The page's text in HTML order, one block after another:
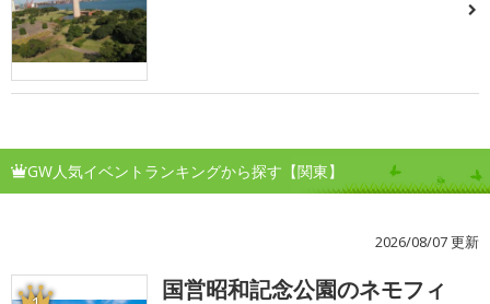
GW人気イベントランキングから探す【関東】
2026/08/07 更新
国営昭和記念公園のネモフィ